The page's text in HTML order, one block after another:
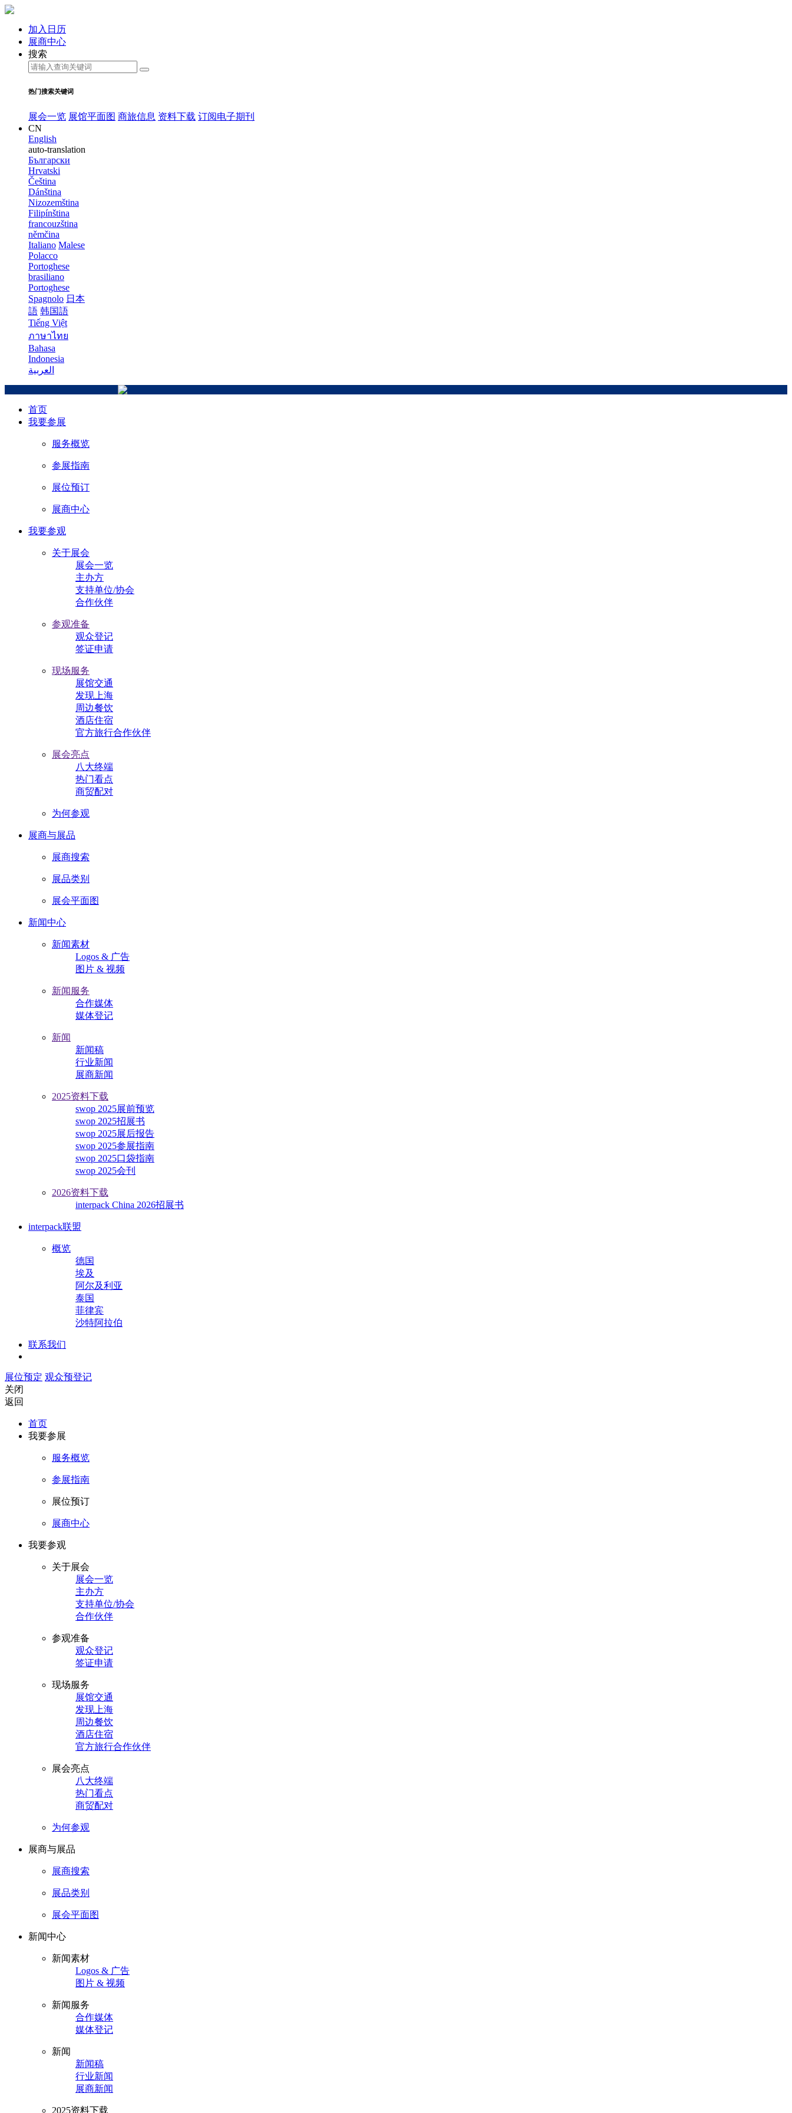
加入日历
展商中心
搜索
热门搜索关键词
展会一览 展馆平面图 商旅信息 资料下载 订阅电子期刊
CN
English
auto-translation
Български
Hrvatski
Čeština
Dánština
Nizozemština
Filipínština
francouzština
němčina
Italiano Malese
Polacco
Portoghese
brasiliano
Portoghese
Spagnolo 日本
語 韩国語
Tiếng Việt
ภาษาไทย
Bahasa
Indonesia
العربية
首页
我要参展
服务概览
参展指南
展位预订
展商中心
我要参观
关于展会
展会一览
主办方
支持单位/协会
合作伙伴
参观准备
观众登记
签证申请
现场服务
展馆交通
发现上海
周边餐饮
酒店住宿
官方旅行合作伙伴
展会亮点
八大终端
热门看点
商贸配对
为何参观
展商与展品
展商搜索
展品类别
展会平面图
新闻中心
新闻素材
Logos & 广告
图片 & 视频
新闻服务
合作媒体
媒体登记
新闻
新闻稿
行业新闻
展商新闻
2025资料下载
swop 2025展前预览
swop 2025招展书
swop 2025展后报告
swop 2025参展指南
swop 2025口袋指南
swop 2025会刊
2026资料下载
interpack China 2026招展书
interpack联盟
概览
德国
埃及
阿尔及利亚
泰国
菲律宾
沙特阿拉伯
联系我们
展位预定 观众预登记
关闭
返回
首页
我要参展
服务概览
参展指南
展位预订
展商中心
我要参观
关于展会
展会一览
主办方
支持单位/协会
合作伙伴
参观准备
观众登记
签证申请
现场服务
展馆交通
发现上海
周边餐饮
酒店住宿
官方旅行合作伙伴
展会亮点
八大终端
热门看点
商贸配对
为何参观
展商与展品
展商搜索
展品类别
展会平面图
新闻中心
新闻素材
Logos & 广告
图片 & 视频
新闻服务
合作媒体
媒体登记
新闻
新闻稿
行业新闻
展商新闻
2025资料下载